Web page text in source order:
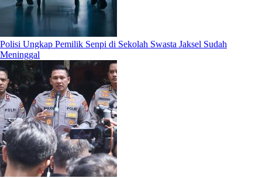
Polisi Ungkap Pemilik Senpi di Sekolah Swasta Jaksel Sudah
Meninggal